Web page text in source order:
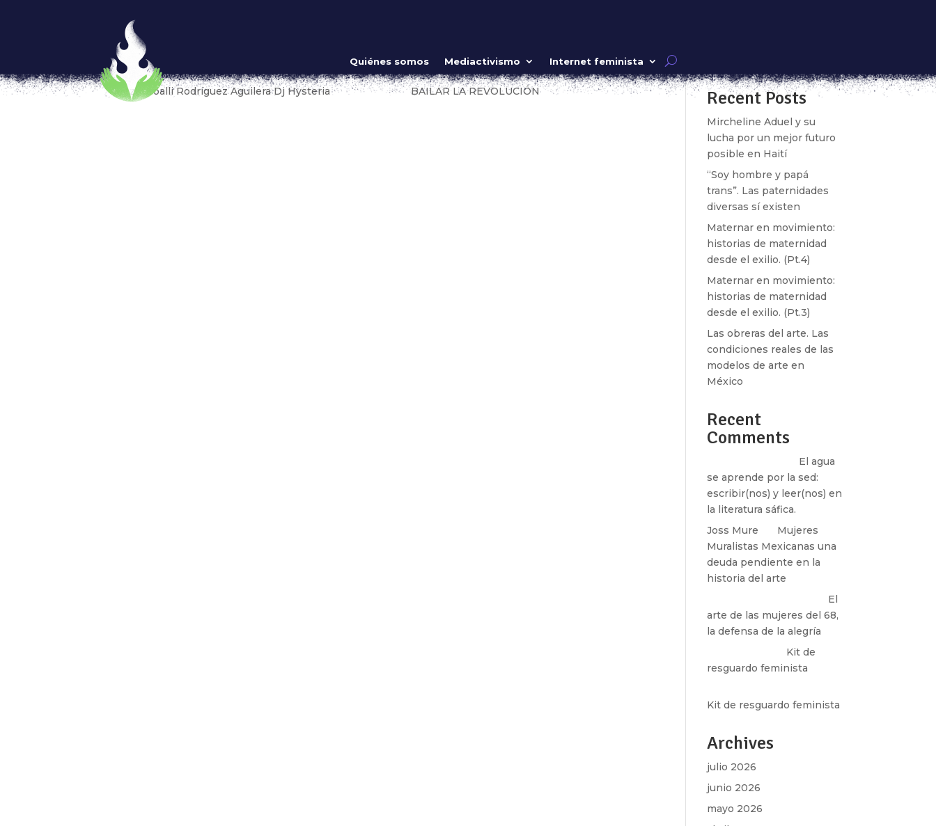
Quiénes somos Mediactivismo Internet feminista
Chulita Vinyl Club: Mujeres DJ’s de viniles confrontan el racismo y
sexismo en estados unidos
porMeztli Yoalli Rodríguez Aguilera Dj Hysteria|Jun 20, 2018 |BAILAR LA REVOLUCIÓN Recent Posts
Mircheline Aduel y su
lucha por un mejor futuro
posible en Haití
“Soy hombre y papá
trans”. Las paternidades
diversas sí existen
Maternar en movimiento:
historias de maternidad
desde el exilio. (Pt.4)
Maternar en movimiento:
historias de maternidad
desde el exilio. (Pt.3)
Las obreras del arte. Las
condiciones reales de las
modelos de arte en
México
Recent
Comments
El agua
se aprende por la sed:
escribir(nos) y leer(nos) en
la literatura sáfica.
Joss Mure
Mujeres
Muralistas Mexicanas una
deuda pendiente en la
historia del arte
El
arte de las mujeres del 68,
la defensa de la alegría
Kit de
resguardo feminista
Kit de resguardo feminista
Archives
julio 2026
junio 2026
mayo 2026